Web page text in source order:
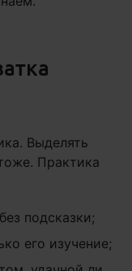
Выделять
Практика
подсказки;
его изучение;